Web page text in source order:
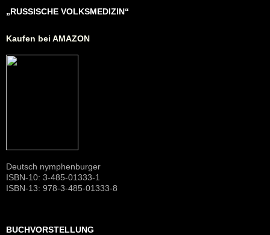
„RUSSISCHE VOLKSMEDIZIN“
Kaufen bei AMAZON
Deutsch nymphenburger
ISBN-10: 3-485-01333-1
ISBN-13: 978-3-485-01333-8
BUCHVORSTELLUNG